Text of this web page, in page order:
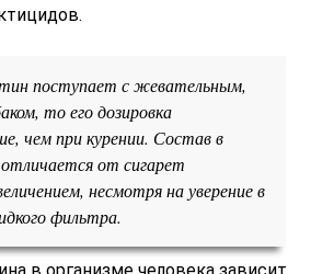
поступает с жевательным,
то его дозировка
чем при курении. Состав в
от сигарет
несмотря на уверение в
фильтра.